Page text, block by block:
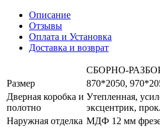
Описание
Отзывы
Оплата и Установка
Доставка и возврат
СБОРНО-
Размер
870*2050,
Дверная коробка и
полотно
Утепленная,
эксцентрик,
Наружная отделка МДФ 12 мм